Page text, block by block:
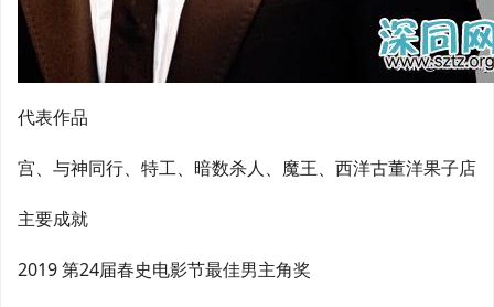
代表作品
宫、与神同行、特工、暗数杀人、魔王、西洋古董洋果子店
主要成就
2019 第24届春史电影节最佳男主角奖